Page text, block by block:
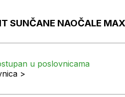
SUNČANE NAOČALE
u poslovnicama
>